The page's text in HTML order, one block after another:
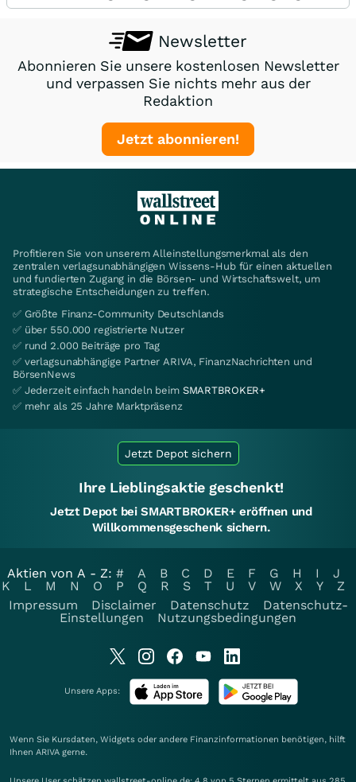
Newsletter
Abonnieren Sie unsere kostenlosen Newsletter
und verpassen Sie nichts mehr aus der
Redaktion
Jetzt abonnieren!
Profitieren Sie von unserem Alleinstellungsmerkmal als den
zentralen verlagsunabhängigen Wissens-Hub für einen aktuellen
und fundierten Zugang in die Börsen- und Wirtschaftswelt, um
strategische Entscheidungen zu treffen.
✅ Größte Finanz-Community Deutschlands
✅ über 550.000 registrierte Nutzer
✅ rund 2.000 Beiträge pro Tag
✅ verlagsunabhängige Partner ARIVA, FinanzNachrichten und
BörsenNews
✅ Jederzeit einfach handeln beim SMARTBROKER+
✅ mehr als 25 Jahre Marktpräsenz
Jetzt Depot sichern
Ihre Lieblingsaktie geschenkt!
Jetzt Depot bei SMARTBROKER+ eröffnen und
Willkommensgeschenk sichern.
Aktien von A - Z: # A B C D E F G H I
J
K
L M N O P Q R S T U V W X Y
Z
Impressum
Disclaimer Datenschutz
Datenschutz-
Einstellungen
Nutzungsbedingungen
Unsere Apps:
Wenn Sie Kursdaten, Widgets oder andere Finanzinformationen benötigen, hilft
Ihnen ARIVA gerne.